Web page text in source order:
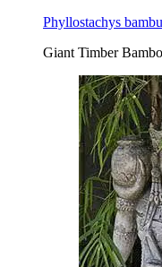
Phyllostachys
Giant Timber